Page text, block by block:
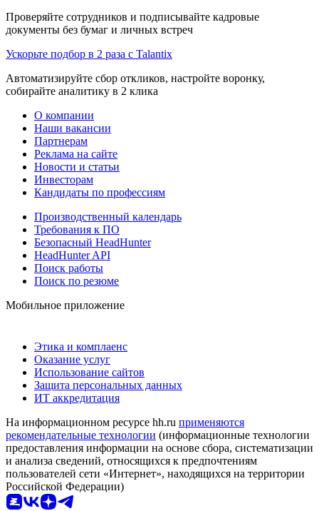
Проверяйте сотрудников и подписывайте кадровые
документы без бумаг и личных встреч
Ускорьте подбор в 2 раза с Talantix
Автоматизируйте сбор откликов, настройте воронку,
собирайте аналитику в 2 клика
О компании
Наши вакансии
Партнерам
Реклама на сайте
Новости и статьи
Инвесторам
Кандидаты по профессиям
Производственный календарь
Требования к ПО
Безопасный HeadHunter
HeadHunter API
Поиск работы
Поиск по резюме
Мобильное приложение
Этика и комплаенс
Оказание услуг
Использование сайтов
Защита персональных данных
ИТ аккредитация
На информационном ресурсе hh.ru применяются
рекомендательные технологии (информационные технологии
предоставления информации на основе сбора, систематизации
и анализа сведений, относящихся к предпочтениям
пользователей сети «Интернет», находящихся на территории
Российской Федерации)